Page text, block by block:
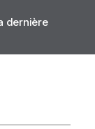
dernière